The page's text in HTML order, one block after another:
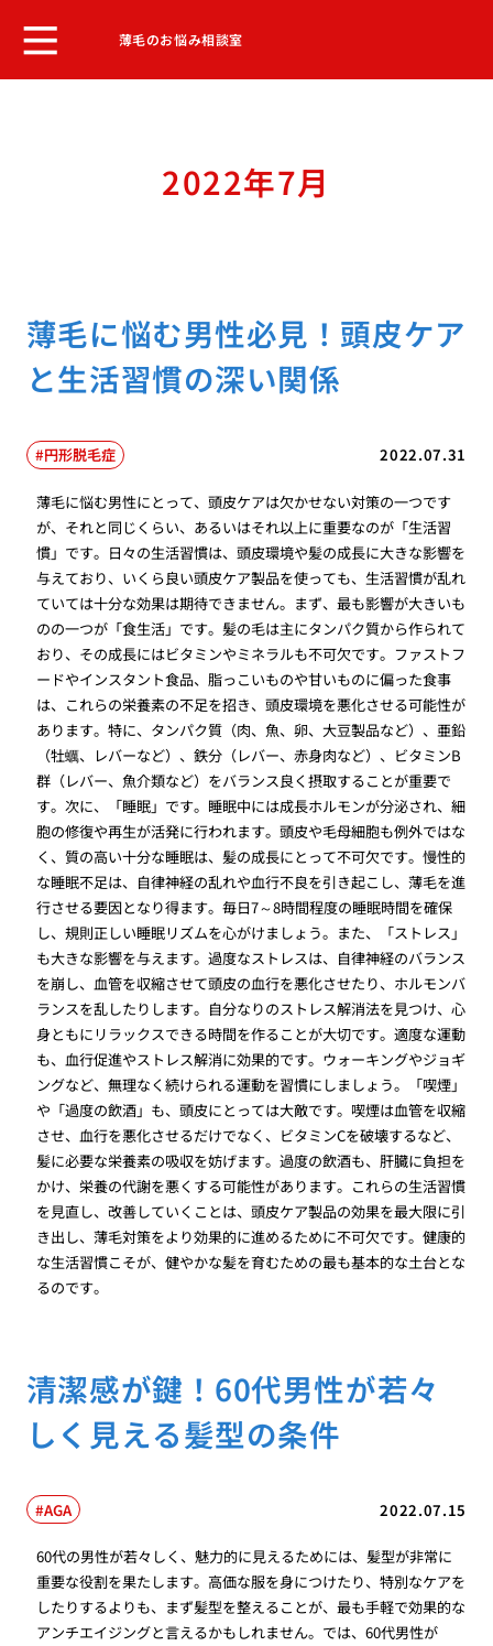
薄毛のお悩み相談室
2022年7月
薄毛に悩む男性必見！頭皮ケア
と生活習慣の深い関係
2022.07.31
円形脱毛症
薄毛に悩む男性にとって、頭皮ケアは欠かせない対策の一つです
が、それと同じくらい、あるいはそれ以上に重要なのが「生活習
慣」です。日々の生活習慣は、頭皮環境や髪の成長に大きな影響を
与えており、いくら良い頭皮ケア製品を使っても、生活習慣が乱れ
ていては十分な効果は期待できません。まず、最も影響が大きいも
のの一つが「食生活」です。髪の毛は主にタンパク質から作られて
おり、その成長にはビタミンやミネラルも不可欠です。ファストフ
ードやインスタント食品、脂っこいものや甘いものに偏った食事
は、これらの栄養素の不足を招き、頭皮環境を悪化させる可能性が
あります。特に、タンパク質（肉、魚、卵、大豆製品など）、亜鉛
（牡蠣、レバーなど）、鉄分（レバー、赤身肉など）、ビタミンB
群（レバー、魚介類など）をバランス良く摂取することが重要で
す。次に、「睡眠」です。睡眠中には成長ホルモンが分泌され、細
胞の修復や再生が活発に行われます。頭皮や毛母細胞も例外ではな
く、質の高い十分な睡眠は、髪の成長にとって不可欠です。慢性的
な睡眠不足は、自律神経の乱れや血行不良を引き起こし、薄毛を進
行させる要因となり得ます。毎日7～8時間程度の睡眠時間を確保
し、規則正しい睡眠リズムを心がけましょう。また、「ストレス」
も大きな影響を与えます。過度なストレスは、自律神経のバランス
を崩し、血管を収縮させて頭皮の血行を悪化させたり、ホルモンバ
ランスを乱したりします。自分なりのストレス解消法を見つけ、心
身ともにリラックスできる時間を作ることが大切です。適度な運動
も、血行促進やストレス解消に効果的です。ウォーキングやジョギ
ングなど、無理なく続けられる運動を習慣にしましょう。「喫煙」
や「過度の飲酒」も、頭皮にとっては大敵です。喫煙は血管を収縮
させ、血行を悪化させるだけでなく、ビタミンCを破壊するなど、
髪に必要な栄養素の吸収を妨げます。過度の飲酒も、肝臓に負担を
かけ、栄養の代謝を悪くする可能性があります。これらの生活習慣
を見直し、改善していくことは、頭皮ケア製品の効果を最大限に引
き出し、薄毛対策をより効果的に進めるために不可欠です。健康的
な生活習慣こそが、健やかな髪を育むための最も基本的な土台とな
るのです。
清潔感が鍵！60代男性が若々
しく見える髪型の条件
2022.07.15
AGA
60代の男性が若々しく、魅力的に見えるためには、髪型が非常に
重要な役割を果たします。高価な服を身につけたり、特別なケアを
したりするよりも、まず髪型を整えることが、最も手軽で効果的な
アンチエイジングと言えるかもしれません。では、60代男性が